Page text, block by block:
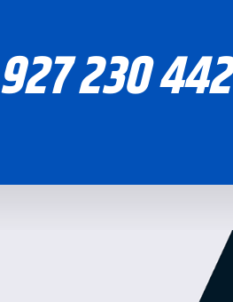
927 230 442